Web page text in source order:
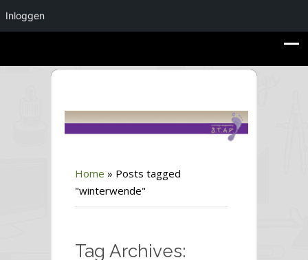
Home » Posts tagged
"winterwende"
Tag Archives:
Inloggen